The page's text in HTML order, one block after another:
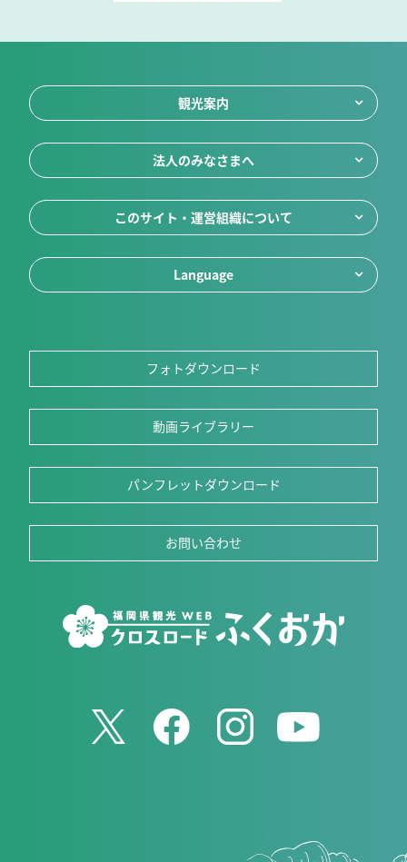
観光案内
法人のみなさまへ
このサイト・運営組織について
Language
フォトダウンロード
動画ライブラリー
パンフレットダウンロード
お問い合わせ